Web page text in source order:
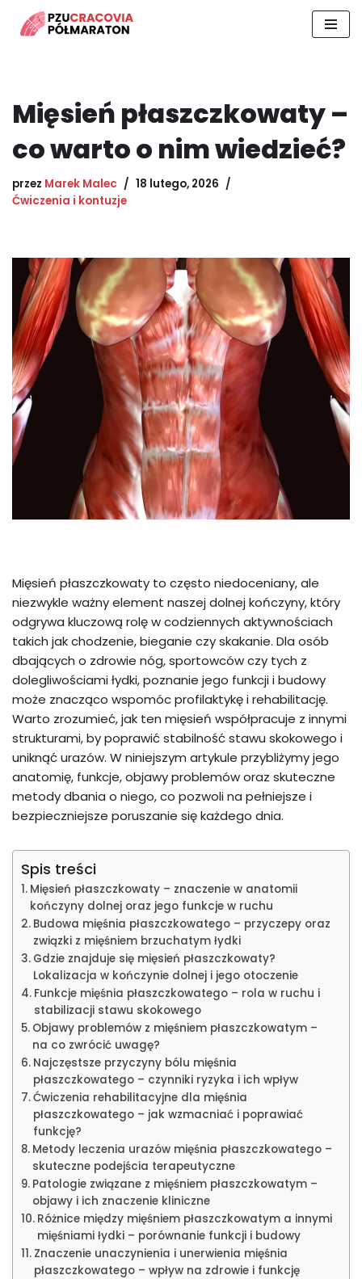
Mięsień płaszczkowaty –
co warto o nim wiedzieć?
przez Marek Malec
18 lutego, 2026
Ćwiczenia i kontuzje
Mięsień płaszczkowaty to często niedoceniany, ale
niezwykle ważny element naszej dolnej kończyny, który
odgrywa kluczową rolę w codziennych aktywnościach
takich jak chodzenie, bieganie czy skakanie. Dla osób
dbających o zdrowie nóg, sportowców czy tych z
dolegliwościami łydki, poznanie jego funkcji i budowy
może znacząco wspomóc profilaktykę i rehabilitację.
Warto zrozumieć, jak ten mięsień współpracuje z innymi
strukturami, by poprawić stabilność stawu skokowego i
uniknąć urazów. W niniejszym artykule przybliżymy jego
anatomię, funkcje, objawy problemów oraz skuteczne
metody dbania o niego, co pozwoli na pełniejsze i
bezpieczniejsze poruszanie się każdego dnia.
Spis treści
Mięsień płaszczkowaty – znaczenie w anatomii
kończyny dolnej oraz jego funkcje w ruchu
Budowa mięśnia płaszczkowatego – przyczepy oraz
związki z mięśniem brzuchatym łydki
Gdzie znajduje się mięsień płaszczkowaty?
Lokalizacja w kończynie dolnej i jego otoczenie
Funkcje mięśnia płaszczkowatego – rola w ruchu i
stabilizacji stawu skokowego
Objawy problemów z mięśniem płaszczkowatym –
na co zwrócić uwagę?
Najczęstsze przyczyny bólu mięśnia
płaszczkowatego – czynniki ryzyka i ich wpływ
Ćwiczenia rehabilitacyjne dla mięśnia
płaszczkowatego – jak wzmacniać i poprawiać
funkcję?
Metody leczenia urazów mięśnia płaszczkowatego –
skuteczne podejścia terapeutyczne
Patologie związane z mięśniem płaszczkowatym –
objawy i ich znaczenie kliniczne
Różnice między mięśniem płaszczkowatym a innymi
mięśniami łydki – porównanie funkcji i budowy
Znaczenie unaczynienia i unerwienia mięśnia
płaszczkowatego – wpływ na zdrowie i funkcję